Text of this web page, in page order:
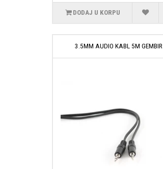
DODAJ U KORPU
3.5MM AUDIO KABL 5M GEMBIR